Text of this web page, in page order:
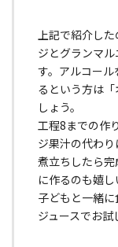
上記で紹介し
ジとグランマ
す。アルコー
るという方は
しょう。
工程8までの作
ジ果汁の代わ
煮立ちしたら
に作るのも嬉
子どもと一緒
ジュースでお試